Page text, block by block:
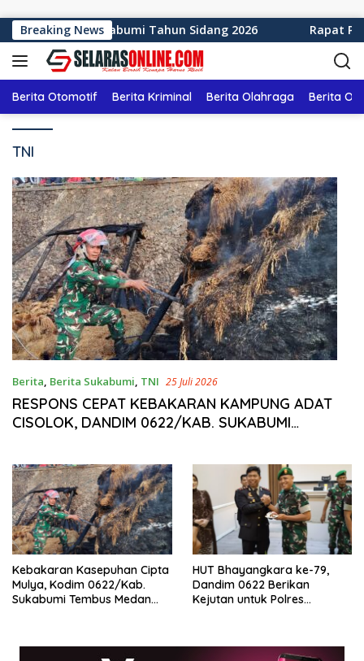
Breaking NewsSukabumi Tahun Sidang 2026 Rapat
Berita Otomotif Berita Kriminal Berita Olahraga Berita
TNI
Berita, Berita Sukabumi, TNI 25 Juli 2026
RESPONS CEPAT KEBAKARAN KAMPUNG ADAT
CISOLOK, DANDIM 0622/KAB. SUKABUMI
TERDAMPAK
Kebakaran Kasepuhan Cipta
Mulya, Kodim 0622/Kab.
Sukabumi Tembus Medan
HUT Bhayangkara ke-79,
Dandim 0622 Berikan
Kejutan untuk Polres